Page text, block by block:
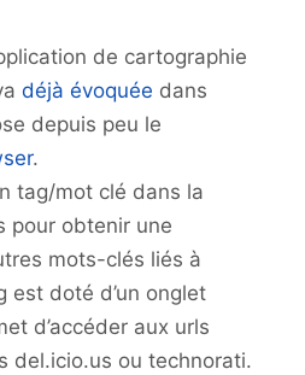
de cartographie
déjà évoquée dans
depuis peu le
.
tag/mot clé dans la
pour obtenir une
mots-clés liés à
est doté d’un onglet
d’accéder aux urls
del.icio.us ou technorati.